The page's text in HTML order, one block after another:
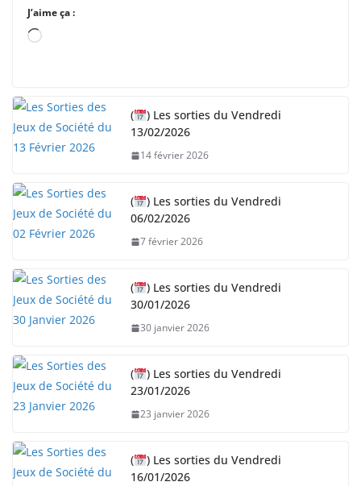
J’aime ça :
C
n
t
…
(
) Les sorties du Vendredi
13/02/2026
14 février 2026
(
) Les sorties du Vendredi
06/02/2026
7 février 2026
(
) Les sorties du Vendredi
30/01/2026
30 janvier 2026
(
) Les sorties du Vendredi
23/01/2026
23 janvier 2026
(
) Les sorties du Vendredi
16/01/2026